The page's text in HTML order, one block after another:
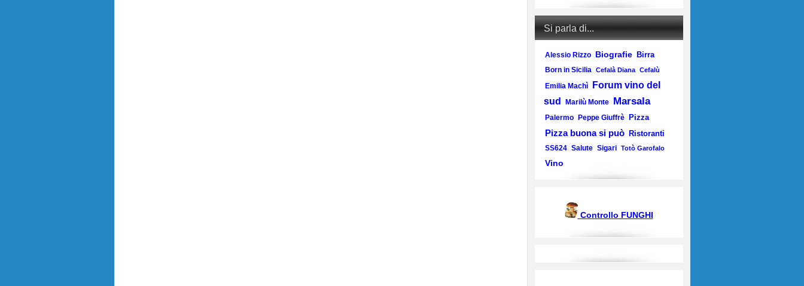
Si parla di...
Alessio Rizzo Biografie Birra
Born in Sicilia Cefalà Diana Cefalù
Emilia Machì
Forum vino del
sud
Marilù Monte Marsala
Palermo Peppe Giuffrè Pizza
Pizza buona si può Ristoranti
SS624 Salute Sigari Totò Garofalo
Vino
Controllo FUNGHI